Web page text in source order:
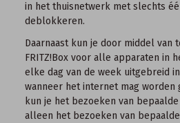
in het thuisnetwerk met slechts
deblokkeren.
Daarnaast kun je door middel van
FRITZ!Box voor alle apparaten in
elke dag van de week uitgebreid
wanneer het internet mag worden
kun je het bezoeken van
alleen het bezoeken van